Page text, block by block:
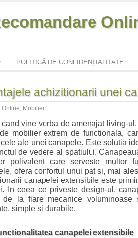
POLITICĂ DE CONFIDENȚIALITATE
achizitionarii unei
Online, Mobilier
cand vine vorba de amenajat living-
mobilier extrem de functionala,
ale unei canapele. Este solutia
de vedere al spatiului.
polivalent care serveste multor
ofera confortul unui pat si, mai
canapelei extensibile este
In ceea ce priveste design-ul,
de la fiare mecanice
simple si durabile.
canapelei extensibile